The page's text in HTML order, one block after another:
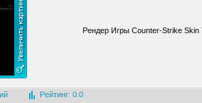
Рендер Игры Counter-Strike Skin
Рейтинг: 0.0